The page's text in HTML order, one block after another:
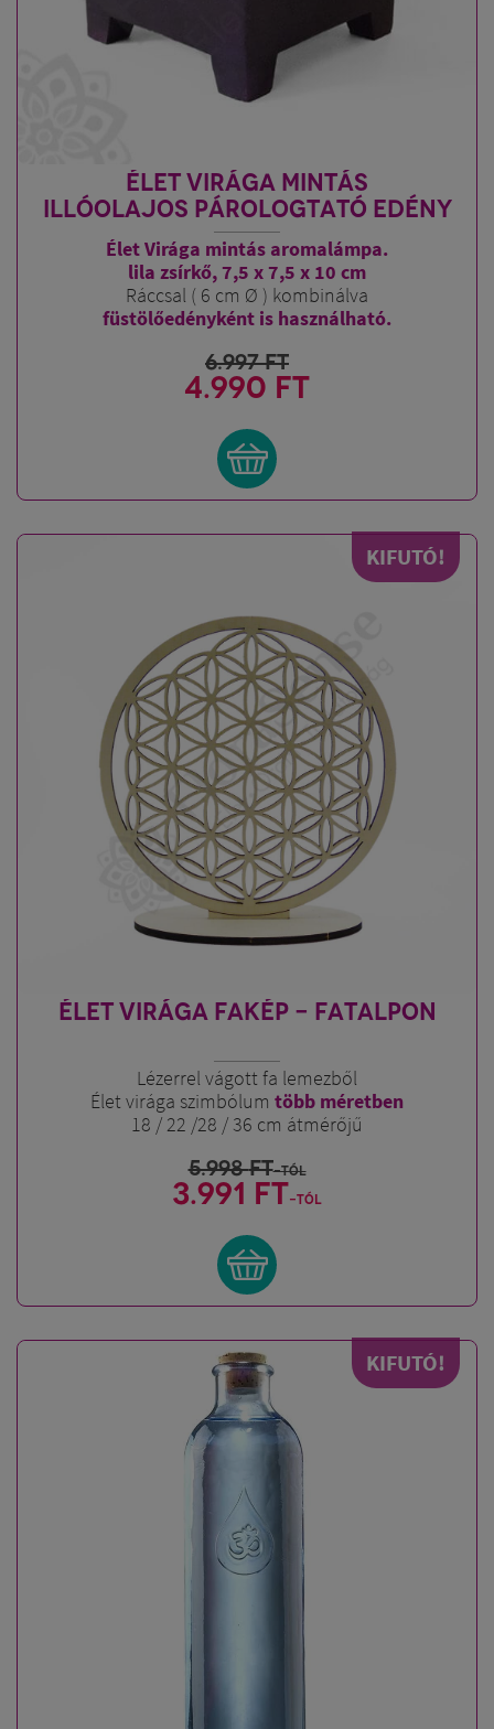
ÉLET VIRÁGA MINTÁS
ILLÓOLAJOS PÁROLOGTATÓ EDÉNY
Élet Virága mintás aromalámpa.
lila zsírkő, 7,5 x 7,5 x 10 cm
Ráccsal ( 6 cm Ø ) kombinálva
füstölőedényként is használható.
6.997FT
4.990 FT
KIFUTÓ!
ÉLET VIRÁGA FAKÉP - FATALPON
Lézerrel vágott fa lemezből
Élet virága szimbólum több méretben
18 / 22 /28 / 36 cm átmérőjű
5.998FT-tól
3.991 FT-tól
KIFUTÓ!